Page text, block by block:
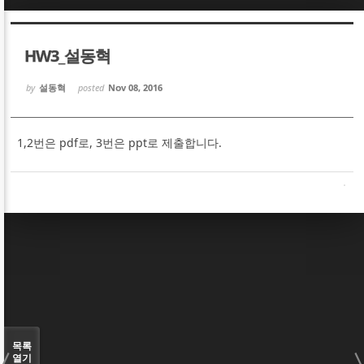
HW3_설동혁
by 설동혁 posted Nov 08, 2016
1,2번은 pdf로, 3번은 ppt로 제출합니다.
목록
열기
Sketchbook5, 스케치북5
Sketchbook5, 스케치북5
Sketchbook5, 스케치북5
Sketchbook5, 스케치북5